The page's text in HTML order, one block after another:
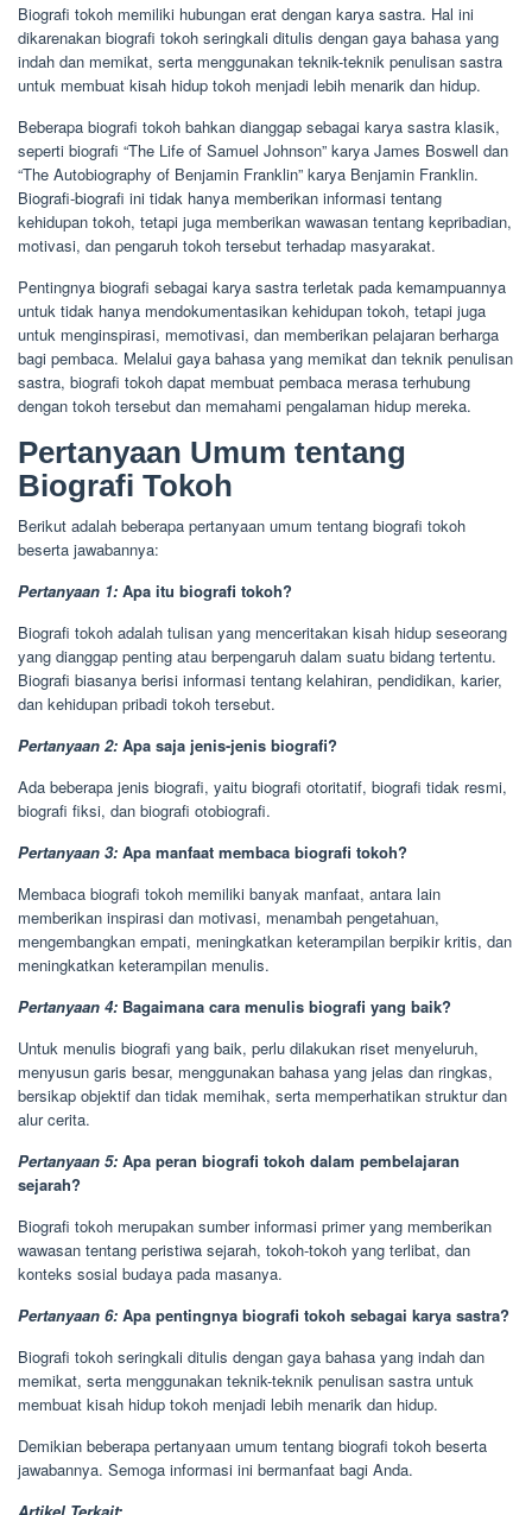
Biografi tokoh memiliki hubungan erat dengan karya sastra. Hal ini
dikarenakan biografi tokoh seringkali ditulis dengan gaya bahasa yang
indah dan memikat, serta menggunakan teknik-teknik penulisan sastra
untuk membuat kisah hidup tokoh menjadi lebih menarik dan hidup.
Beberapa biografi tokoh bahkan dianggap sebagai karya sastra klasik,
seperti biografi “The Life of Samuel Johnson” karya James Boswell dan
“The Autobiography of Benjamin Franklin” karya Benjamin Franklin.
Biografi-biografi ini tidak hanya memberikan informasi tentang
kehidupan tokoh, tetapi juga memberikan wawasan tentang kepribadian,
motivasi, dan pengaruh tokoh tersebut terhadap masyarakat.
Pentingnya biografi sebagai karya sastra terletak pada kemampuannya
untuk tidak hanya mendokumentasikan kehidupan tokoh, tetapi juga
untuk menginspirasi, memotivasi, dan memberikan pelajaran berharga
bagi pembaca. Melalui gaya bahasa yang memikat dan teknik penulisan
sastra, biografi tokoh dapat membuat pembaca merasa terhubung
dengan tokoh tersebut dan memahami pengalaman hidup mereka.
Pertanyaan Umum tentang
Biografi Tokoh
Berikut adalah beberapa pertanyaan umum tentang biografi tokoh
beserta jawabannya:
Pertanyaan 1: Apa itu biografi tokoh?
Biografi tokoh adalah tulisan yang menceritakan kisah hidup seseorang
yang dianggap penting atau berpengaruh dalam suatu bidang tertentu.
Biografi biasanya berisi informasi tentang kelahiran, pendidikan, karier,
dan kehidupan pribadi tokoh tersebut.
Pertanyaan 2: Apa saja jenis-jenis biografi?
Ada beberapa jenis biografi, yaitu biografi otoritatif, biografi tidak resmi,
biografi fiksi, dan biografi otobiografi.
Pertanyaan 3: Apa manfaat membaca biografi tokoh?
Membaca biografi tokoh memiliki banyak manfaat, antara lain
memberikan inspirasi dan motivasi, menambah pengetahuan,
mengembangkan empati, meningkatkan keterampilan berpikir kritis, dan
meningkatkan keterampilan menulis.
Pertanyaan 4: Bagaimana cara menulis biografi yang baik?
Untuk menulis biografi yang baik, perlu dilakukan riset menyeluruh,
menyusun garis besar, menggunakan bahasa yang jelas dan ringkas,
bersikap objektif dan tidak memihak, serta memperhatikan struktur dan
alur cerita.
Pertanyaan 5: Apa peran biografi tokoh dalam pembelajaran
sejarah?
Biografi tokoh merupakan sumber informasi primer yang memberikan
wawasan tentang peristiwa sejarah, tokoh-tokoh yang terlibat, dan
konteks sosial budaya pada masanya.
Pertanyaan 6: Apa pentingnya biografi tokoh sebagai karya sastra?
Biografi tokoh seringkali ditulis dengan gaya bahasa yang indah dan
memikat, serta menggunakan teknik-teknik penulisan sastra untuk
membuat kisah hidup tokoh menjadi lebih menarik dan hidup.
Demikian beberapa pertanyaan umum tentang biografi tokoh beserta
jawabannya. Semoga informasi ini bermanfaat bagi Anda.
Artikel Terkait: